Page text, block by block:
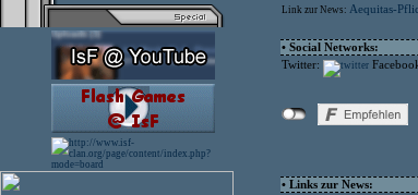
Link zur News: Aequitas-
• Social Networks:
Twitter:
• Links zur News: